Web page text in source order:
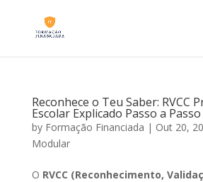
Reconhece o Teu Saber: RVCC
Escolar Explicado Passo a Passo
by Formação Financiada | Out 20,
Modular
O RVCC (Reconhecimento,